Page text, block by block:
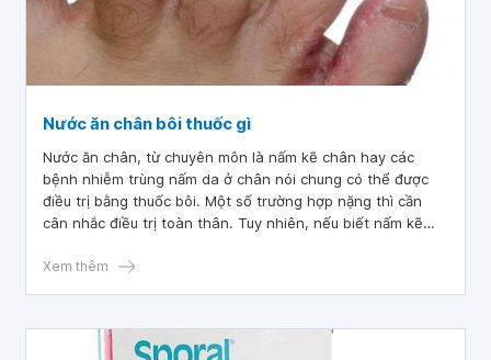
Nước ăn chân bôi thuốc gì
Nước ăn chân, từ chuyên môn là nấm kẽ chân hay các
bệnh nhiễm trùng nấm da ở chân nói chung có thể được
điều trị bằng thuốc bôi. Một số trường hợp nặng thì cần
cân nhắc điều trị toàn thân. Tuy nhiên, nếu biết nấm kẽ
trường tốt, tình trạng này sẽ mau chóng cải thiện.
Xem thêm